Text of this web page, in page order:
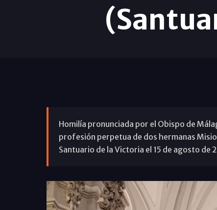
Homilía pronunciada por el Obispo de
profesión perpetua de dos hermanas
Santuario de la Victoria el 15 de agosto de